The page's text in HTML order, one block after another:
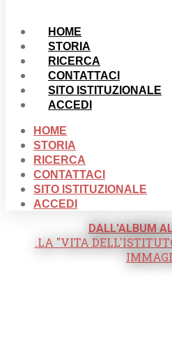
HOME
STORIA
RICERCA
CONTATTACI
SITO ISTITUZIONALE
ACCEDI
HOME
STORIA
RICERCA
CONTATTACI
SITO ISTITUZIONALE
ACCEDI
DALL'ALBUM
.LA "VITA